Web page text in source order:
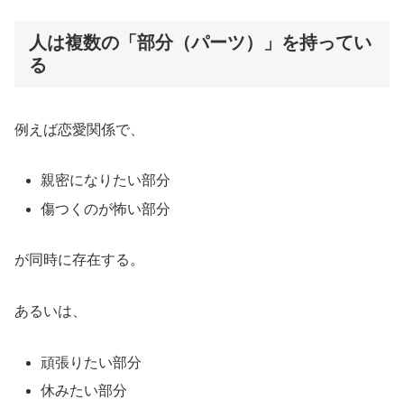
人は複数の「部分（パーツ）」を持ってい
る
例えば恋愛関係で、
親密になりたい部分
傷つくのが怖い部分
が同時に存在する。
あるいは、
頑張りたい部分
休みたい部分